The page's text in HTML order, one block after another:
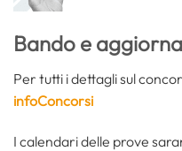
Bando e
Per tutti i dettagli sul
infoConcorsi
I calendari delle prove